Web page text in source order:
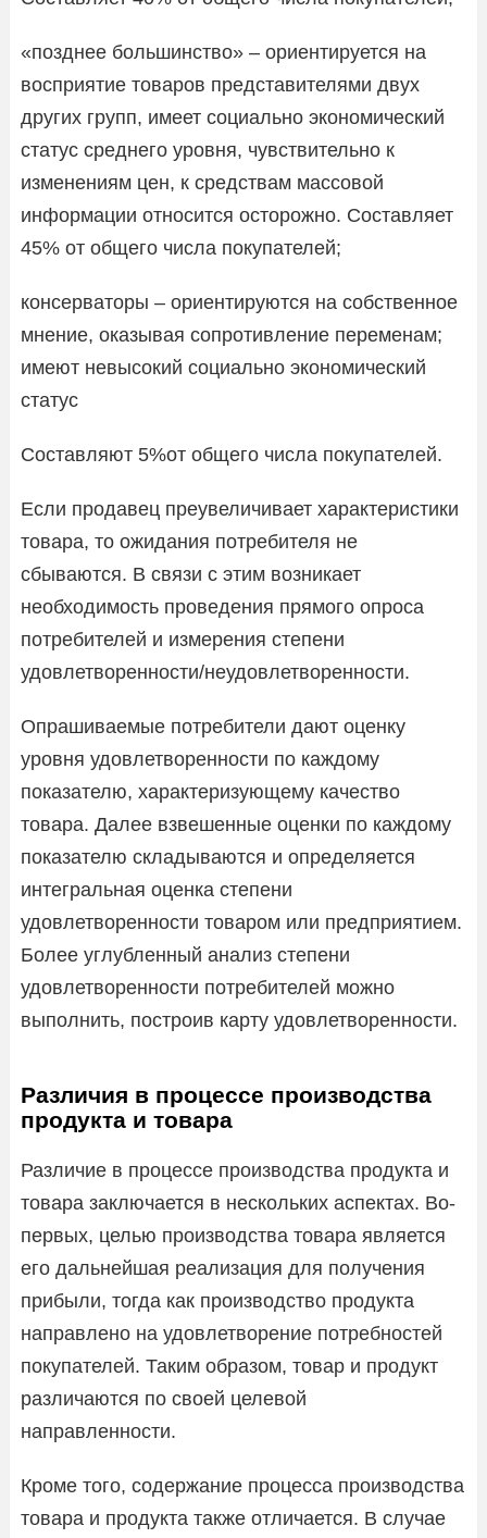
«позднее большинство» – ориентируется на
восприятие товаров представителями двух
других групп, имеет социально экономический
статус среднего уровня, чувствительно к
изменениям цен, к средствам массовой
информации относится осторожно. Составляет
45% от общего числа покупателей;
консерваторы – ориентируются на собственное
мнение, оказывая сопротивление переменам;
имеют невысокий социально экономический
статус
Составляют 5%от общего числа покупателей.
Если продавец преувеличивает характеристики
товара, то ожидания потребителя не
сбываются. В связи с этим возникает
необходимость проведения прямого опроса
потребителей и измерения степени
удовлетворенности/неудовлетворенности.
Опрашиваемые потребители дают оценку
уровня удовлетворенности по каждому
показателю, характеризующему качество
товара. Далее взвешенные оценки по каждому
показателю складываются и определяется
интегральная оценка степени
удовлетворенности товаром или предприятием.
Более углубленный анализ степени
удовлетворенности потребителей можно
выполнить, построив карту удовлетворенности.
Различия в процессе производства
продукта и товара
Различие в процессе производства продукта и
товара заключается в нескольких аспектах. Во-
первых, целью производства товара является
его дальнейшая реализация для получения
прибыли, тогда как производство продукта
направлено на удовлетворение потребностей
покупателей. Таким образом, товар и продукт
различаются по своей целевой
направленности.
Кроме того, содержание процесса производства
товара и продукта также отличается. В случае